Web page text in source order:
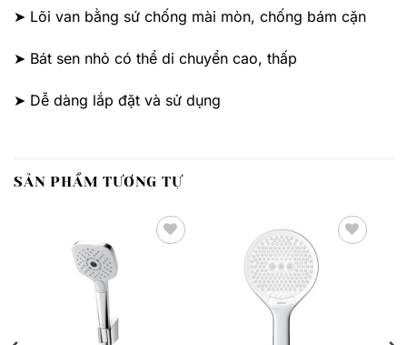
➤ Lõi van bằng sứ chống mài mòn, chống bám cặn
➤ Bát sen nhỏ có thể di chuyển cao, thấp
➤ Dễ dàng lắp đặt và sử dụng
SẢN PHẨM TƯƠNG TỰ